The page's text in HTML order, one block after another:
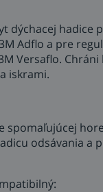
dýchacej hadice
Adflo a pre
Versaflo. Chráni
iskrami.
spomaľujúcej
odsávania a